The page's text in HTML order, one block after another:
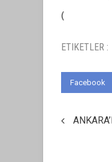
(
ETIKETLER :
Facebook